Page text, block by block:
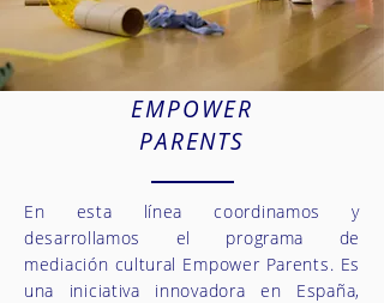
EMPOWER
PARENTS
En esta línea coordinamos y
desarrollamos el programa de
mediación cultural Empower Parents. Es
una iniciativa innovadora en España,